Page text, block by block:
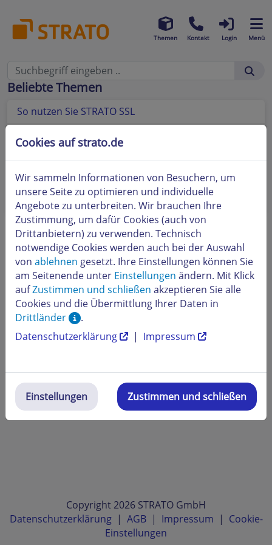
Themen Kontakt Login Menü
Beliebte Themen
So nutzen Sie STRATO SSL
Was ist STRATO SiteGuard und wie richte ich ihn
ein?
Wie kann ich meine E-Mails über eine gesicherte
Verbindung (SSL oder TLS) versenden und
empfangen?
Copyright 2026 STRATO GmbH
Datenschutzerklärung | AGB | Impressum | Cookie-
Einstellungen
Cookies auf strato.de
Wir sammeln Informationen von Besuchern, um
unsere Seite zu optimieren und individuelle
Angebote zu unterbreiten. Wir brauchen Ihre
Zustimmung, um dafür Cookies (auch von
Drittanbietern) zu verwenden. Technisch
notwendige Cookies werden auch bei der Auswahl
von ablehnen gesetzt. Ihre Einstellungen können Sie
am Seitenende unter Einstellungen ändern. Mit Klick
aufZustimmen und schließen akzeptieren Sie alle
Cookies und die Übermittlung Ihrer Daten in
Drittländer
.
Datenschutzerklärung
| Impressum
Einstellungen Zustimmen und schließen